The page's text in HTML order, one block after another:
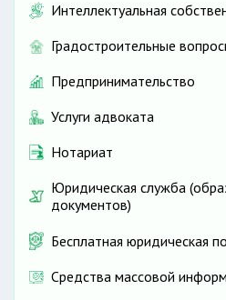
Интеллектуальная
Градостроительные
Предпринимательство
Услуги адвоката
Нотариат
Юридическая служба
документов)
Бесплатная юридическая
Средства массовой